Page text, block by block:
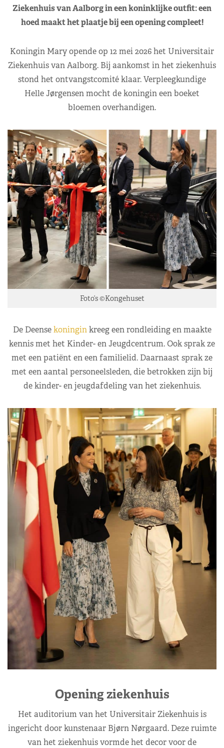
Ziekenhuis van Aalborg in een koninklijke outfit: een
hoed maakt het plaatje bij een opening compleet!
Koningin Mary opende op 12 mei 2026 het Universitair
Ziekenhuis van Aalborg. Bij aankomst in het ziekenhuis
stond het ontvangstcomité klaar. Verpleegkundige
Helle Jørgensen mocht de koningin een boeket
bloemen overhandigen.
Foto’s ©Kongehuset
De Deensekoninginkreeg een rondleiding en maakte
kennis met het Kinder- en Jeugdcentrum. Ook sprak ze
met een patiënt en een familielid. Daarnaast sprak ze
met een aantal personeelsleden, die betrokken zijn bij
de kinder- en jeugdafdeling van het ziekenhuis.
Opening ziekenhuis
Het auditorium van het Universitair Ziekenhuis is
ingericht door kunstenaar Bjørn Nørgaard. Deze ruimte
van het ziekenhuis vormde het decor voor de